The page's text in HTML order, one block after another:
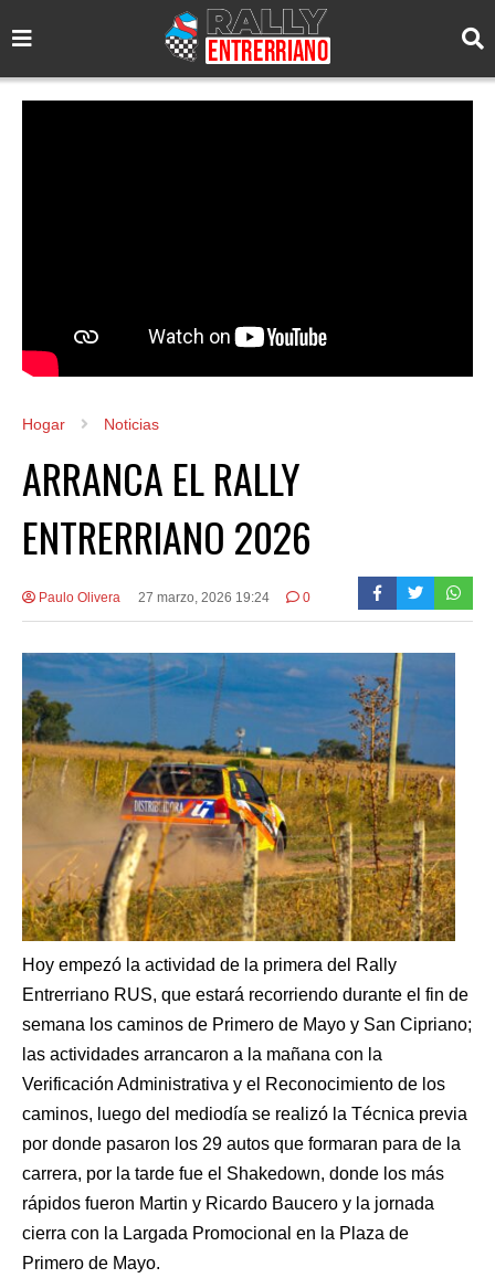
Hogar Noticias
ARRANCA EL RALLY
ENTRERRIANO 2026
Paulo Olivera 27 marzo, 2026 19:24 0
Hoy empezó la actividad de la primera del Rally
Entrerriano RUS, que estará recorriendo durante el fin de
semana los caminos de Primero de Mayo y San Cipriano;
las actividades arrancaron a la mañana con la
Verificación Administrativa y el Reconocimiento de los
caminos, luego del mediodía se realizó la Técnica previa
por donde pasaron los 29 autos que formaran para de la
carrera, por la tarde fue el Shakedown, donde los más
rápidos fueron Martin y Ricardo Baucero y la jornada
cierra con la Largada Promocional en la Plaza de
Primero de Mayo.